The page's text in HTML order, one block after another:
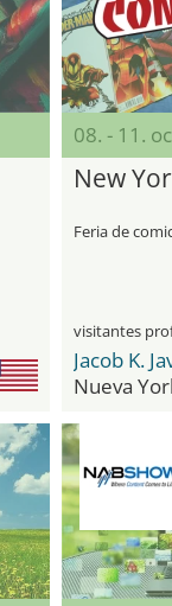
08. - 11.
New
Feria de
Nueva